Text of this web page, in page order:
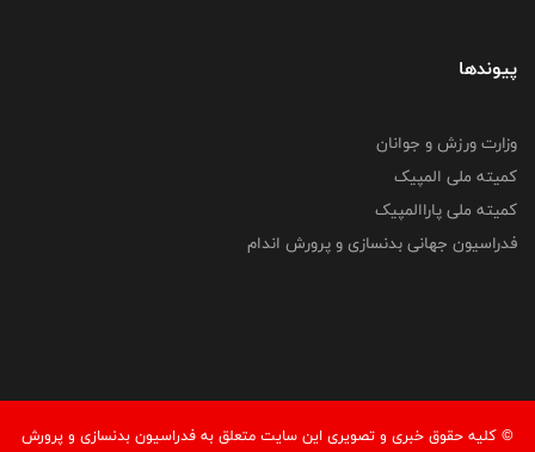
پیوندها
وزارت ورزش و جوانان
کمیته ملی المپیک
کمیته ملی پاراالمپیک
فدراسیون جهانی بدنسازی و پرورش اندام
© کليه حقوق خبری و تصويری اين سايت متعلق به فدراسيون بدنسازی و پرورش